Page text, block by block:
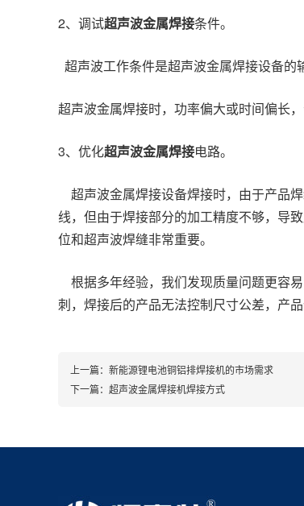
2、调试超声波金属焊接条件。
超声波工作条件是超声波金属焊接设备的
超声波金属焊接时，功率偏大或时间偏长
3、优化超声波金属焊接电路。
超声波金属焊接设备焊接时，由于产品
线，但由于焊接部分的加工精度不够，导
位和超声波焊缝非常重要。
根据多年经验，我们发现质量问题更容
刺，焊接后的产品无法控制尺寸公差，产
上一篇： 新能源锂电池铜铝排焊接机的市场需求
下一篇： 超声波金属焊接机焊接方式